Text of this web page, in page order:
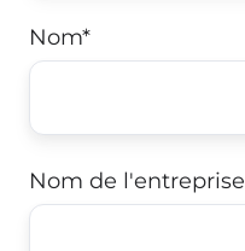
Nom*
Nom de l'entreprise